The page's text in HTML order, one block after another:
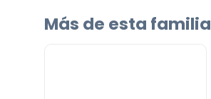
Más de esta familia